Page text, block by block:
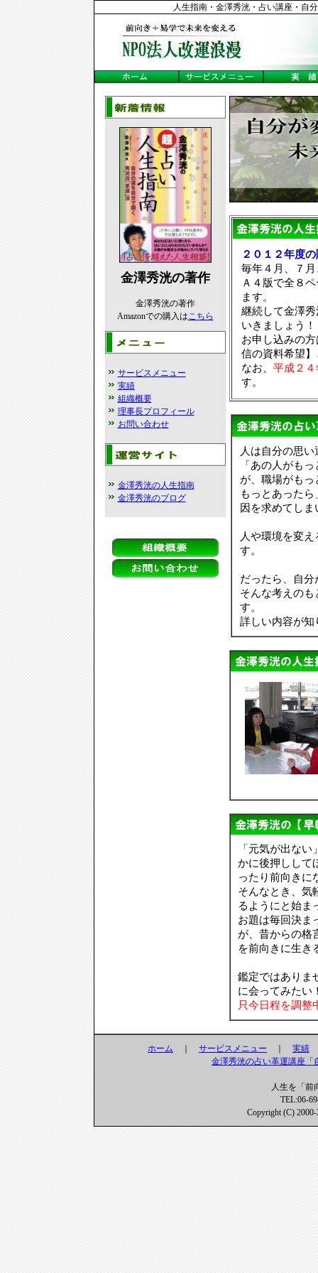
人生指南・金澤秀洸・占い講座・自
金澤秀洸の著作
金澤秀洸の著作
Amazonでの購入はこちら
サービスメニュー
実績
組織概要
理事長プロフィール
お問い合わせ
金澤秀洸の人生指南
金澤秀洸のブログ
２０１２年度
毎年４月、７
Ａ４版で全８
ます。
継続して金澤
いきましょう！
お申し込みの
信の資料希望
なお、 平成２
す。
人は自分の思
「あの人がも
が、職場がも
もっとあった
因を求めてし
人や環境を変
す。
だったら、自
そんな考えの
す。
詳しい内容が知
「元気が出な
かに後押しして
ったり前向きに
そんなとき、気
るようにと始ま
お題は毎回決ま
が、昔からの格
を前向きに生き
鑑定ではありま
に会ってみたい
只今日程を調整
ホーム サービスメニュー 実績
金澤秀洸の占い革運講座「
人生を「
TEL:06-
Copyright (C) 2000-